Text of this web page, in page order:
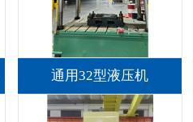
通用32型液压机